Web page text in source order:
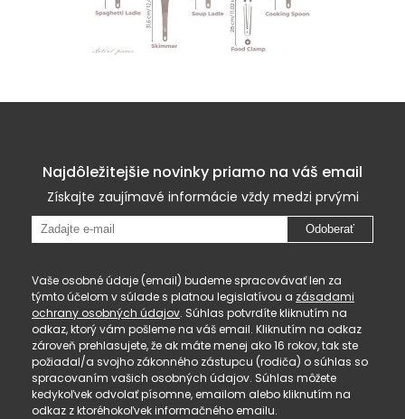
Najdôležitejšie novinky priamo na váš email
Získajte zaujímavé informácie vždy medzi prvými
Odoberať
Vaše osobné údaje (email) budeme spracovávať len za
týmto účelom v súlade s platnou legislatívou a zásadami
ochrany osobných údajov. Súhlas potvrdíte kliknutím na
odkaz, ktorý vám pošleme na váš email. Kliknutím na odkaz
zároveň prehlasujete, že ak máte menej ako 16 rokov, tak ste
požiadal/a svojho zákonného zástupcu (rodiča) o súhlas so
spracovaním vašich osobných údajov. Súhlas môžete
kedykoľvek odvolať písomne, emailom alebo kliknutím na
odkaz z ktoréhokoľvek informačného emailu.